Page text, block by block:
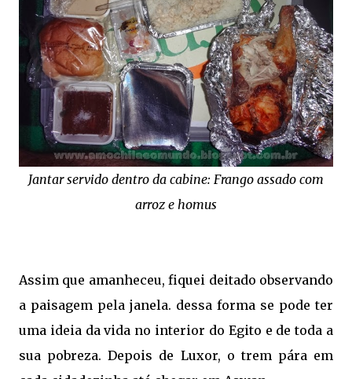
Jantar servido dentro da cabine: Frango assado com
arroz e homus
Assim que amanheceu, fiquei deitado observando
a paisagem pela janela. dessa forma se pode ter
uma ideia da vida no interior do Egito e de toda a
sua pobreza. Depois de Luxor, o trem pára em